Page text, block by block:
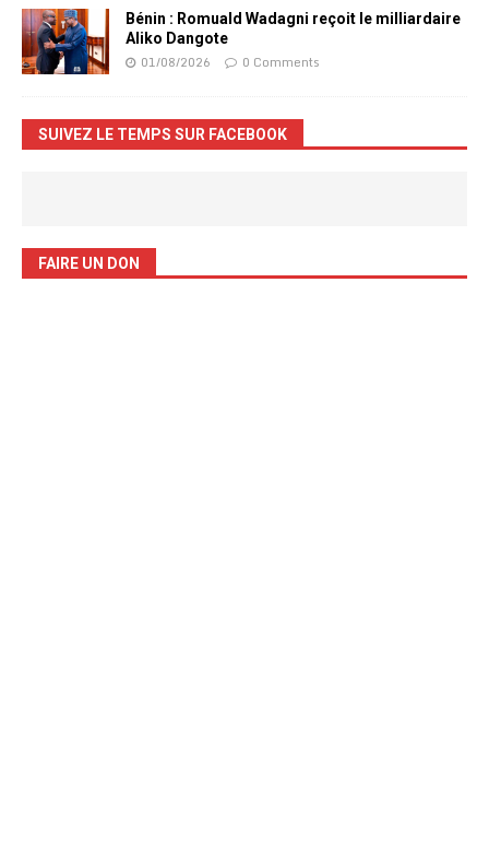
Bénin : Romuald Wadagni reçoit le milliardaire
Aliko Dangote
01/08/2026 0 Comments
SUIVEZ LE TEMPS SUR FACEBOOK
FAIRE UN DON